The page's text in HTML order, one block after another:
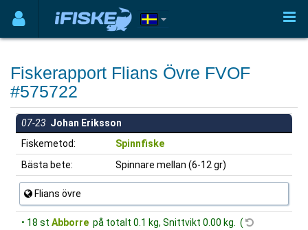
Fiskerapport Flians Övre FVOF
#575722
07-23 Johan Eriksson
Fiskemetod:
Spinnfiske
Bästa bete:
Spinnare mellan (6-12 gr)
Flians övre
• 18 st Abborre på totalt 0.1 kg, Snittvikt 0.00 kg. (